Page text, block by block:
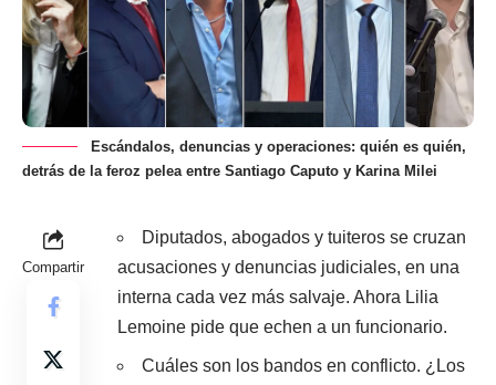
Escándalos, denuncias y operaciones: quién es quién,
detrás de la feroz pelea entre Santiago Caputo y Karina Milei
Compartir
Diputados, abogados y tuiteros se cruzan
acusaciones y denuncias judiciales, en una
interna cada vez más salvaje. Ahora Lilia
Lemoine pide que echen a un funcionario.
Cuáles son los bandos en conflicto. ¿Los